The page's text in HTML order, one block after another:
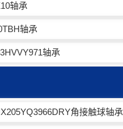
轴承
轴承
轴承
角接触球轴承